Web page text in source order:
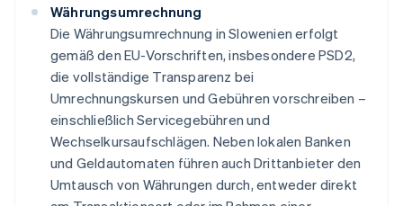
Währungsumrechnung
Die Währungsumrechnung in Slowenien erfolgt
gemäß den EU-Vorschriften, insbesondere PSD2,
die vollständige Transparenz bei
Umrechnungskursen und Gebühren vorschreiben –
einschließlich Servicegebühren und
Wechselkursaufschlägen. Neben lokalen Banken
und Geldautomaten führen auch Drittanbieter den
Umtausch von Währungen durch, entweder direkt